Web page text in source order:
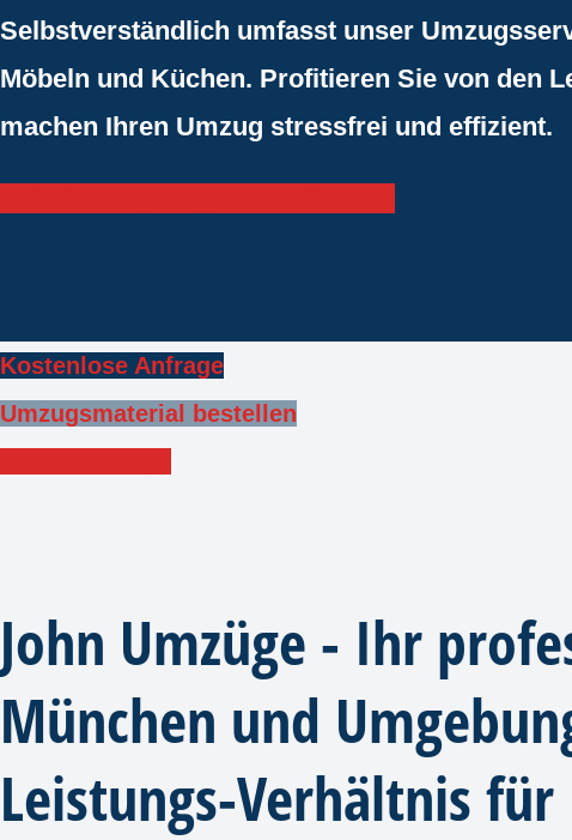
Selbstverständlich umfasst unser
Möbeln und Küchen. Profitieren Sie von den
machen Ihren Umzug stressfrei und effizient.
Kostenlose Anfrage
Umzugsmaterial bestellen
John Umzüge - Ihr
München und
Leistungs-Verhältnis